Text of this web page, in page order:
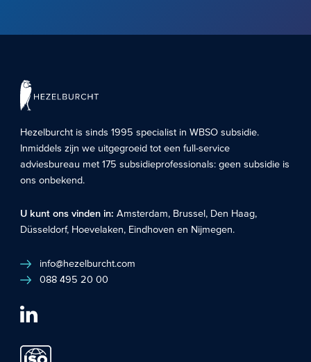
Hezelburcht is sinds 1995 specialist inWBSO subsidie.
Inmiddels zijn we uitgegroeid tot een full-service
adviesbureau met 175 subsidieprofessionals: geen subsidie is
ons onbekend.
U kunt ons vinden in:Amsterdam, Brussel, Den Haag,
Düsseldorf, Hoevelaken, Eindhoven en Nijmegen.
info@hezelburcht.com
088 495 20 00